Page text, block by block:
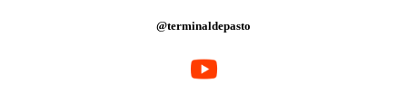
@terminaldepasto